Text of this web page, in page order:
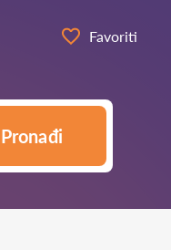
Favoriti
Pronađi